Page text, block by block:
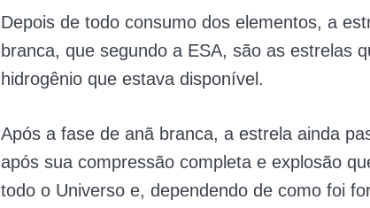
Depois de todo consumo dos elementos, a
branca, que segundo a ESA, são as estrelas
hidrogênio que estava disponível.
Após a fase de anã branca, a estrela ainda
após sua compressão completa e explosão
todo o Universo e, dependendo de como foi